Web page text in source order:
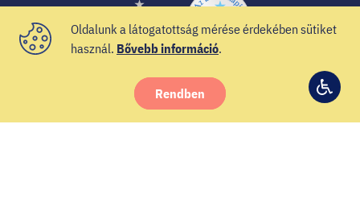
© 2021 Veszprém-Balaton 2023
InstagramYouTubeSpotify
Oldalunk a látogatottság mérése érdekében sütiket
használ. Bővebb információ.
Rendben